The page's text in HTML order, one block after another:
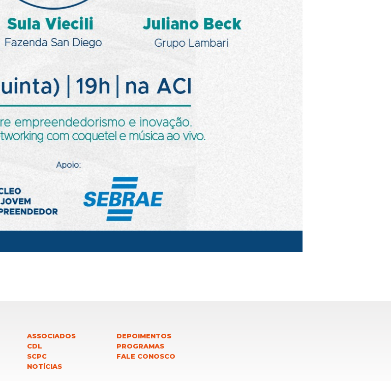
ASSOCIADOS
CDL
SCPC
NOTÍCIAS
DEPOIMENTOS
PROGRAMAS
FALE CONOSCO